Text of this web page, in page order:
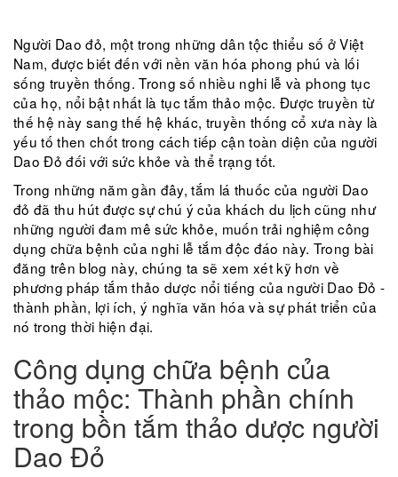
Người Dao đỏ, một trong những dân tộc thiểu số ở Việt
Nam, được biết đến với nền văn hóa phong phú và lối
sống truyền thống. Trong số nhiều nghi lễ và phong tục
của họ, nổi bật nhất là tục tắm thảo mộc. Được truyền từ
thế hệ này sang thế hệ khác, truyền thống cổ xưa này là
yếu tố then chốt trong cách tiếp cận toàn diện của người
Dao Đỏ đối với sức khỏe và thể trạng tốt.
Trong những năm gần đây, tắm lá thuốc của người Dao
đỏ đã thu hút được sự chú ý của khách du lịch cũng như
những người đam mê sức khỏe, muốn trải nghiệm công
dụng chữa bệnh của nghi lễ tắm độc đáo này. Trong bài
đăng trên blog này, chúng ta sẽ xem xét kỹ hơn về
phương pháp tắm thảo dược nổi tiếng của người Dao Đỏ -
thành phần, lợi ích, ý nghĩa văn hóa và sự phát triển của
nó trong thời hiện đại.
Công dụng chữa bệnh của
thảo mộc: Thành phần chính
trong bồn tắm thảo dược người
Dao Đỏ